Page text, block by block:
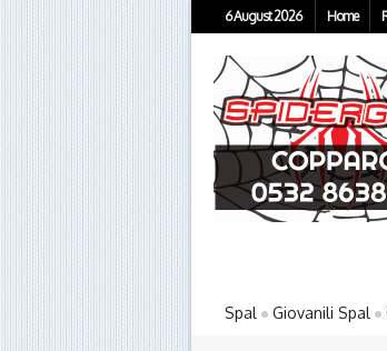
6 August 2026 Home
Spal Giovanili Spal